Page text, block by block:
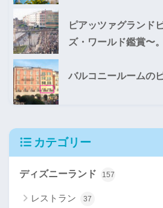
ピアッツァグランド
ズ・ワールド鑑賞〜。
バルコニールームの
カテゴリー
ディズニーランド 157
レストラン 37